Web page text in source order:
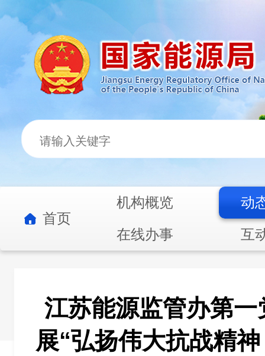
首页
机构概览
动
在线办事
互
江苏能源监管办第
展“弘扬伟大抗战精